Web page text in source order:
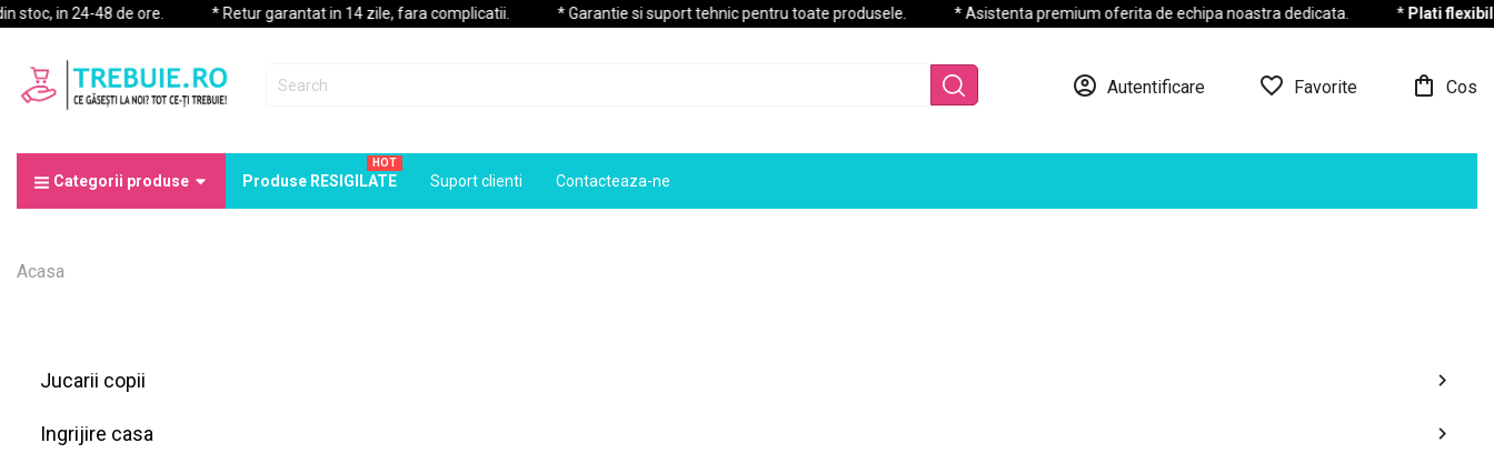
in 24-48 de ore. * Retur garantat in 14 zile, fara complicatii. * Garantie si suport tehnic pentru toate produsele. * Asistenta premium oferita de echipa noastra dedicata. Plati flexibile:
 Autentificare  Favorite  Cos
Categorii produse Produse RESIGILATE
HOT
Suport clienti Contacteaza-ne
Acasa
Jucarii copii
Ingrijire casa